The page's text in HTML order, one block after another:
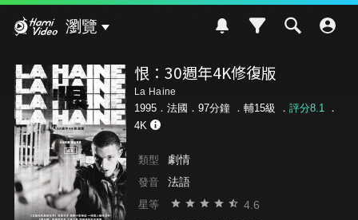
瀏覽
恨：30週年4K修復版
La Haine
1995．法國．97分鐘 ． 輔15級 ． 評分8.1．
4K
類型 劇情
發音 法語
星等 4.6